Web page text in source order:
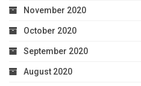
November 2020
October 2020
September 2020
August 2020